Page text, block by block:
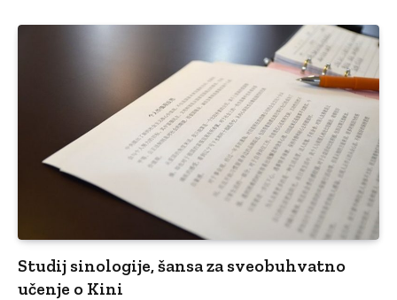
Studij sinologije, šansa za sveobuhvatno
učenje o Kini